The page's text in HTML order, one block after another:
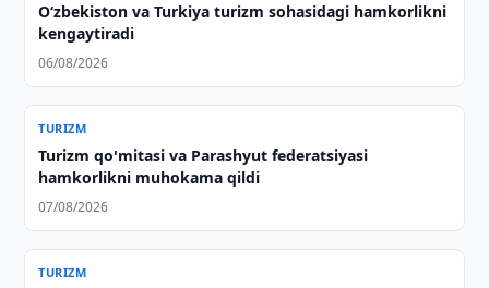
Oʻzbekiston va Turkiya turizm sohasidagi hamkorlikni
kengaytiradi
06/08/2026
TURIZM
Turizm qo'mitasi va Parashyut federatsiyasi
hamkorlikni muhokama qildi
07/08/2026
TURIZM